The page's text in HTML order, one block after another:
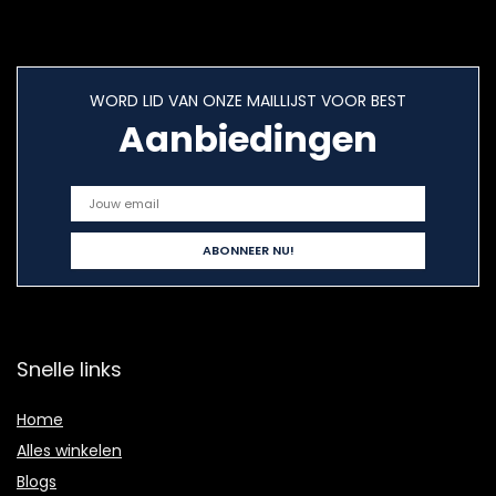
WORD LID VAN ONZE MAILLIJST VOOR BEST
Aanbiedingen
Snelle links
Home
Alles winkelen
Blogs